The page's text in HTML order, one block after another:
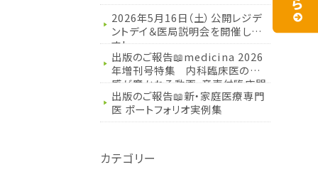
2026年5月16日（土）公開レジデ
ントデイ＆医局説明会を開催しま
す！
出版のご報告📖medicina 2026
年増刊号特集 内科臨床医の五
感が磨かれる動画・音声付臨床問
題集
出版のご報告📖新・家庭医療専門
医 ポートフォリオ実例集
カテゴリー